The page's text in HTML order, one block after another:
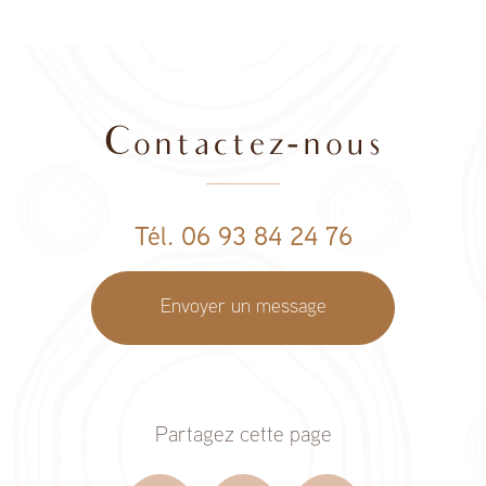
Contactez-nous
Tél. 06 93 84 24 76
Envoyer un message
Partagez cette page
Facebook